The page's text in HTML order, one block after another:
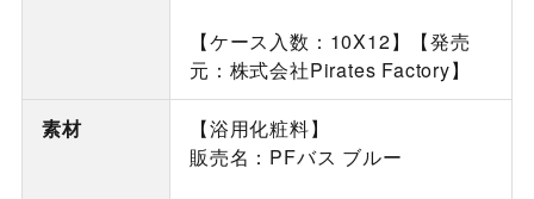
【ケース入数：10X12】【発売
元：株式会社Pirates Factory】
素材
【浴用化粧料】
販売名：PFバス ブルー